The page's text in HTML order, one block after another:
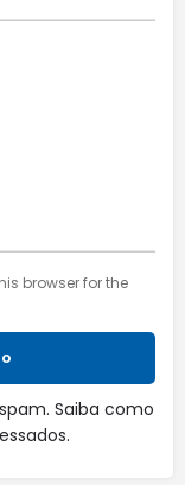
browser for the
Saiba como
.